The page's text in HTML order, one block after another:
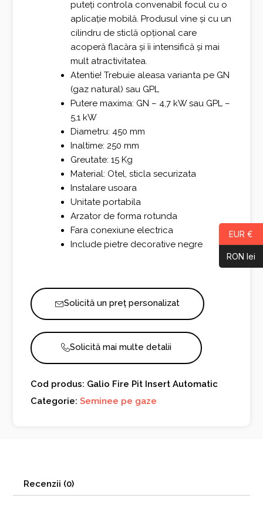
puteți controla convenabil focul cu o
aplicație mobilă. Produsul vine și cu un
cilindru de sticlă opțional care
acoperă flacăra și îi intensifică și mai
mult atractivitatea.
Atentie! Trebuie aleasa varianta pe GN
(gaz natural) sau GPL
Putere maxima: GN – 4,7 kW sau GPL –
5,1 kW
Diametru: 450 mm
Inaltime: 250 mm
Greutate: 15 Kg
Material: Otel, sticla securizata
Instalare usoara
Unitate portabila
Arzator de forma rotunda
Fara conexiune electrica
Include pietre decorative negre
Solicită un preț personalizat
Solicită mai multe detalii
Cod produs: Galio Fire Pit Insert Automatic
Categorie:Seminee pe gaze
Recenzii (0)
EUR €
RON lei